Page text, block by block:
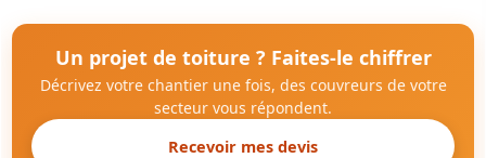
Un projet de toiture ? Faites-le chiffrer
Décrivez votre chantier une fois, des couvreurs de votre
secteur vous répondent.
Recevoir mes devis